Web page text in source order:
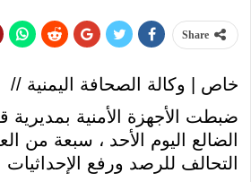
Share
خاص | وكالة الصحافة اليمنية //
ضبطت الأجهزة الأمنية
الضالع اليوم الأحد ، سبعة من
التحالف للرصد ورفع الإحداثيات